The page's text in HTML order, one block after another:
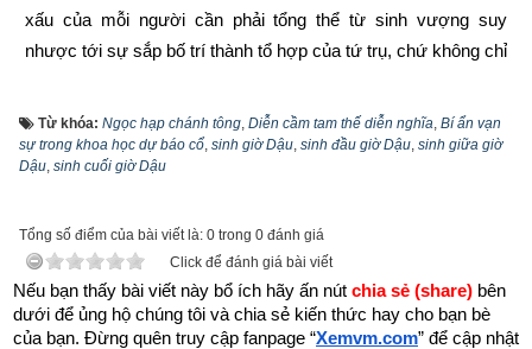
xấu của mỗi người cần phải tổng thể từ sinh vượng suy
nhược tới sự sắp bố trí thành tổ hợp của tứ trụ, chứ không chỉ
bằng tháng tốt, tháng tốt không bằng ngày tốt, ngày tốt không
bằng giờ tốt là phiến diện còn quan niệm năm sinh quyết định
toàn bộ vận mệnh còn người thì lại càng sai lầm hơn nữa.
Năm sinh trong tứ trụ như là gốc của cây, là móng của nhà
là Dậun nguồn của nhân mệnh. Gốc khô thì cây chết, gốc có
rễ cắm sâu thì lá xanh, nền rỗng thì nhà đổ, nền kiên cố thì
Từ khóa: Ngọc hạp chánh tông, Diễn cầm tam thế diễn nghĩa, Bí ẩn vạn
sự trong khoa học dự báo cổ, sinh giờ Dậu, sinh đầu giờ Dậu, sinh giữa giờ
Dậu, sinh cuối giờ Dậu
Tổng số điểm của bài viết là: 0 trong 0 đánh giá
Click để đánh giá bài viết
Nếu bạn thấy bài viết này bổ ích hãy ấn nút chia sẻ (share) bên
dưới để ủng hộ chúng tôi và chia sẻ kiến thức hay cho bạn bè
của bạn. Đừng quên truy cập fanpage “Xemvm.com” để cập nhật